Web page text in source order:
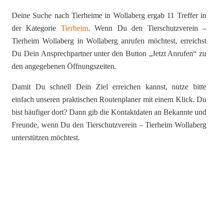
Deine Suche nach Tierheime in Wollaberg ergab 11 Treffer in
der Kategorie Tierheim. Wenn Du den Tierschutzverein –
Tierheim Wollaberg in Wollaberg anrufen möchtest, erreichst
Du Dein Ansprechpartner unter den Button „Jetzt Anrufen“ zu
den angegebenen Öffnungszeiten.
Damit Du schnell Dein Ziel erreichen kannst, nutze bitte
einfach unseren praktischen Routenplaner mit einem Klick. Du
bist häufiger dort? Dann gib die Kontaktdaten an Bekannte und
Freunde, wenn Du den Tierschutzverein – Tierheim Wollaberg
unterstützen möchtest.